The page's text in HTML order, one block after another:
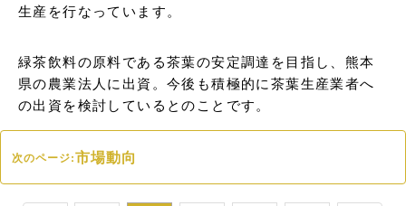
生産を行なっています。
緑茶飲料の原料である茶葉の安定調達を目指し、熊本
県の農業法人に出資。今後も積極的に茶葉生産業者へ
の出資を検討しているとのことです。
次のページ:市場動向